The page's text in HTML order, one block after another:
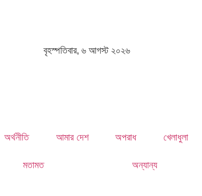
বৃহস্পতিবার, ৬ আগস্ট ২০২৬
অর্থনীতি আমার দেশ অপরাধ খেলাধুলা
মতামত অন্যান্য